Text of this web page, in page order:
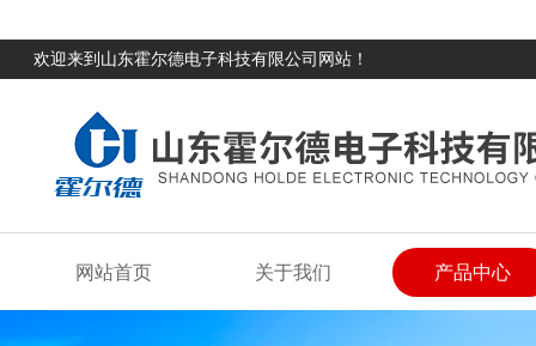
欢迎来到山东霍尔德电子科技有限公司网站！
网站首页 关于我们 产品中心